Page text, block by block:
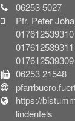
06253 5027
Pfr. Peter
017612539309
06253 21548
https://
lindenfels